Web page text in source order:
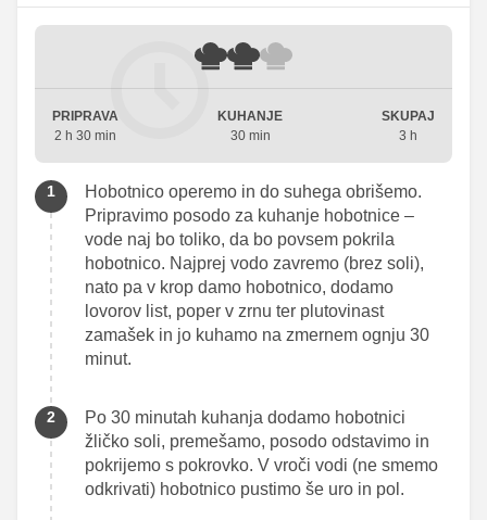
PRIPRAVA
2 h 30 min
KUHANJE
30 min
SKUPAJ
3 h
Hobotnico operemo in do suhega obrišemo.
Pripravimo posodo za kuhanje hobotnice –
vode naj bo toliko, da bo povsem pokrila
hobotnico. Najprej vodo zavremo (brez soli),
nato pa v krop damo hobotnico, dodamo
lovorov list, poper v zrnu ter plutovinast
zamašek in jo kuhamo na zmernem ognju 30
minut.
Po 30 minutah kuhanja dodamo hobotnici
žličko soli, premešamo, posodo odstavimo in
pokrijemo s pokrovko. V vroči vodi (ne smemo
odkrivati) hobotnico pustimo še uro in pol.